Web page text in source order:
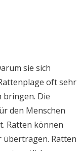
sie sich
oft sehr
bringen. Die
den Menschen
Ratten können
übertragen. Ratten